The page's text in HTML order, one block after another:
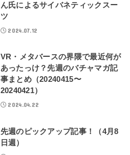
ん氏によるサイバネティックスー
ツ
2024.07.12
VR・メタバースの界隈で最近何が
あったっけ？先週のバチャマガ記
事まとめ（20240415〜
20240421）
2024.04.22
先週のピックアップ記事！（4月8
日週）